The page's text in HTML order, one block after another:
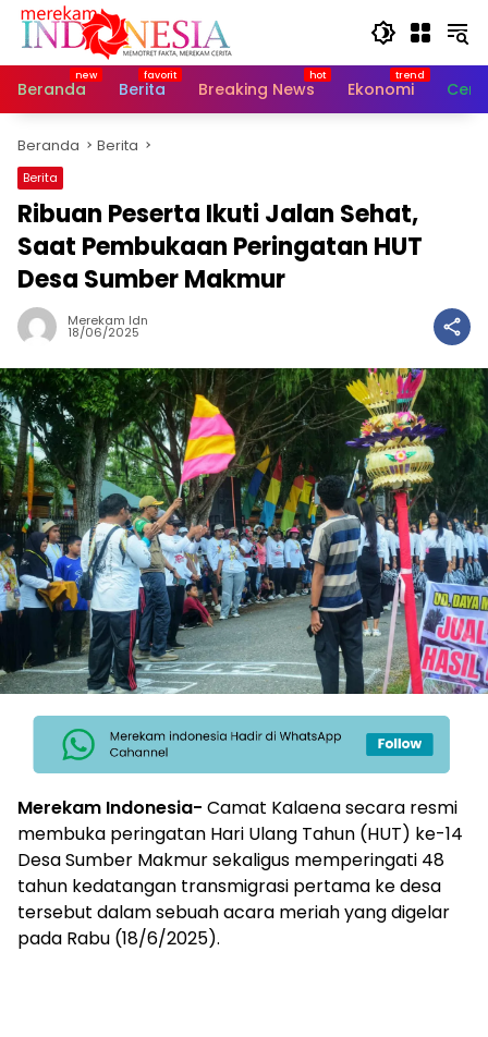
Langsung
Beranda
Berita Breaking News Ekonomi
Beranda Berita
Berita
Ribuan Peserta Ikuti Jalan Sehat,
Saat Pembukaan Peringatan HUT
Desa Sumber Makmur
Merekam Idn
18/06/2025
Merekam Indonesia- Camat Kalaena secara resmi
membuka peringatan Hari Ulang Tahun (HUT) ke-14
Desa Sumber Makmur sekaligus memperingati 48
tahun kedatangan transmigrasi pertama ke desa
tersebut dalam sebuah acara meriah yang digelar
pada Rabu (18/6/2025).